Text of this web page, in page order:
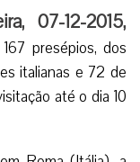
07-12-2015,
presépios, dos
italianas e 72 de
até o dia 10